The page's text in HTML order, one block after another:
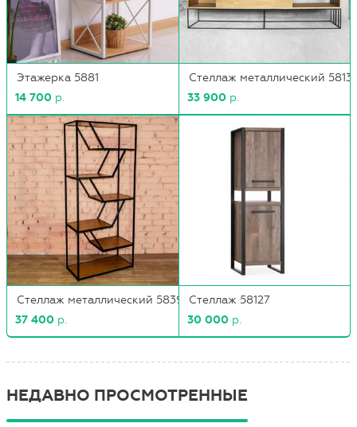
Этажерка 5881
14 700 р.
Стеллаж металлический
33 900 р.
Стеллаж металлический 5839
37 400 р.
Стеллаж 58127
30 000 р.
НЕДАВНО ПРОСМОТРЕННЫЕ